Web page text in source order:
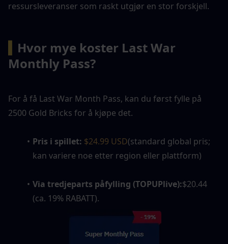
ressursleveranser som raskt utgjør en stor forskjell.
Hvor mye koster Last War
Monthly Pass?
For å få Last War Month Pass, kan du først fylle på
2500 Gold Bricks for å kjøpe det.
Pris i spillet: $24.99 USD(standard global pris;
kan variere noe etter region eller plattform)
Via tredjeparts påfylling (TOPUPlive):$20.44
(ca. 19% RABATT).